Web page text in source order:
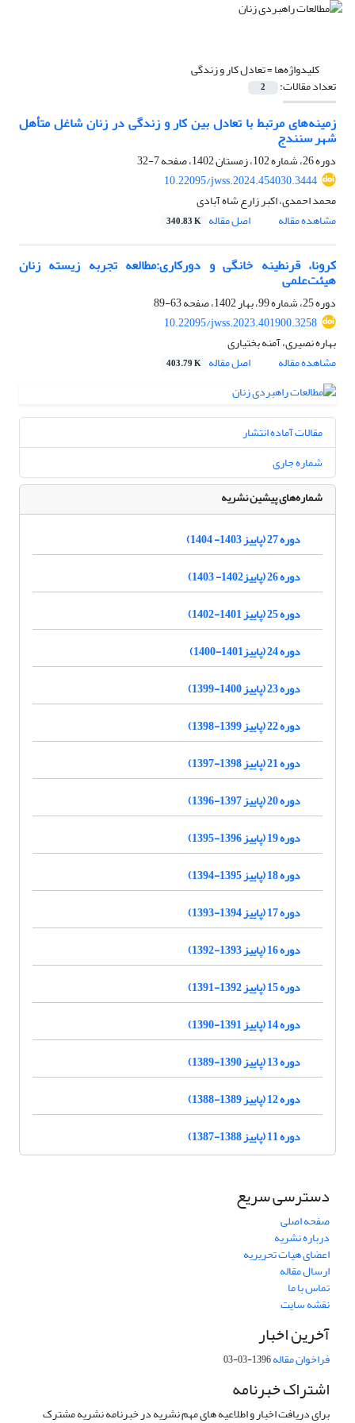
کلیدواژه‌ها =تعادل کار و زندگی
تعداد مقالات: 2
زمینه‌های مرتبط با تعادل بین کار و زندگی در زنان شاغل متأهل
شهر سنندج
دوره 26، شماره 102، زمستان 1402، صفحه
7-32
10.22095/jwss.2024.454030.3444
محمد احمدی، اکبر زارع شاه آبادی
مشاهده مقاله
اصل مقاله 340.83 K
کرونا، قرنطینه خانگی و دورکاری:مطالعه تجربه زیسته زنان
هیئت‌علمی
دوره 25، شماره 99، بهار 1402، صفحه
63-89
10.22095/jwss.2023.401900.3258
بهاره نصیری، آمنه بختیاری
مشاهده مقاله
اصل مقاله 403.79 K
مقالات آماده انتشار
شماره جاری
شماره‌های پیشین نشریه
دوره 27 (پاییز 1403- 1404)
دوره 26 (پاییز1402- 1403)
دوره 25 (پاییز 1401-1402)
دوره 24 (پاییز1401-1400)
دوره 23 (پاییز 1400-1399)
دوره 22 (پاییز 1399-1398)
دوره 21 (پاییز 1398-1397)
دوره 20 (پاییز 1397-1396)
دوره 19 (پاییز 1396-1395)
دوره 18 (پاییز 1395-1394)
دوره 17 (پاییز 1394-1393)
دوره 16 (پاییز 1393-1392)
دوره 15 (پاییز 1392-1391)
دوره 14 (پاییز 1391-1390)
دوره 13 (پاییز 1390-1389)
دوره 12 (پاییز 1389-1388)
دوره 11 (پاییز 1388-1387)
دسترسی سریع
صفحه اصلی
درباره نشریه
اعضای هیات تحریریه
ارسال مقاله
تماس با ما
نقشه سایت
آخرین اخبار
فراخوان مقاله1396-03-03
اشتراک خبرنامه
برای دریافت اخبار و اطلاعیه های مهم نشریه در خبرنامه نشریه مشترک